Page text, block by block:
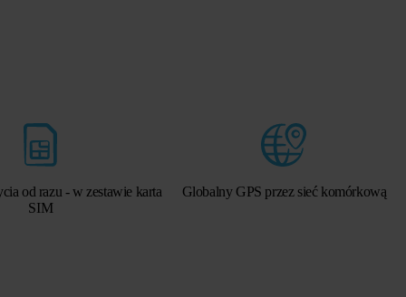
od razu - w zestawie karta
SIM
Globalny GPS przez sieć komórkową